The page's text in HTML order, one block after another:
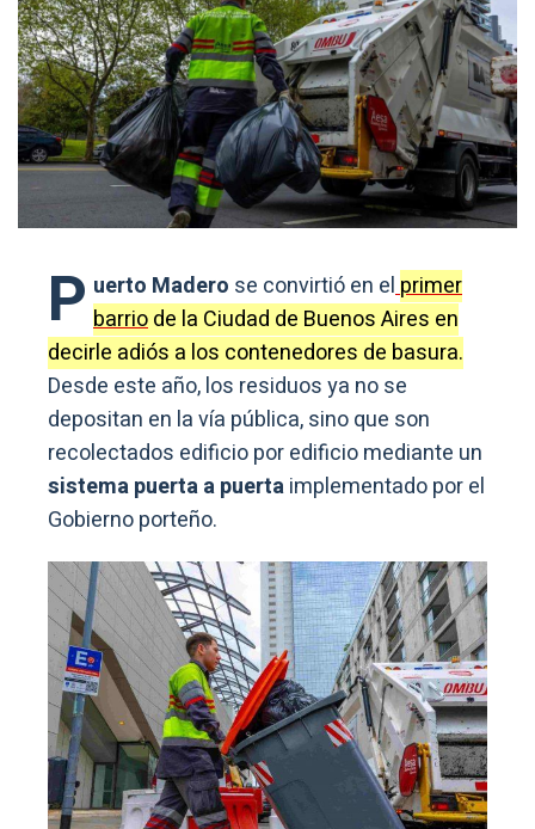
P uerto Madero se convirtió en el primer
barriode la Ciudad de Buenos Aires en
decirle adiós a los contenedores de basura.
Desde este año, los residuos ya no se
depositan en la vía pública, sino que son
recolectados edificio por edificio mediante un
sistema puerta a puertaimplementado por el
Gobierno porteño.